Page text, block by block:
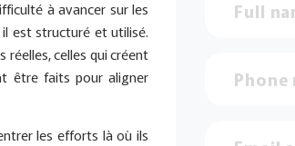
à avancer sur les
est structuré et utilisé.
réelles, celles qui créent
être faits pour aligner
les efforts là où ils